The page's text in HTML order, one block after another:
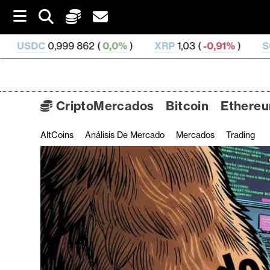
i
t
(0,0%) XRP1,03 (-0,91%) SOL73,53 ( 0,31%
C
r
i
p
t
o
M
e
CriptoMercados Bitcoin
AltCoins Análisis De Mercado Mercados Trading